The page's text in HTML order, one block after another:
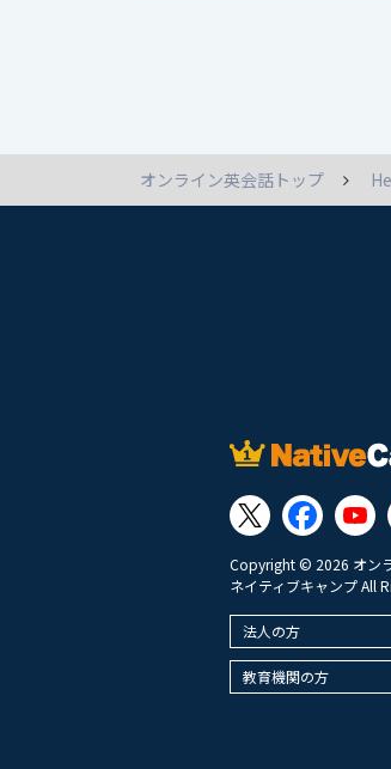
オンライン英会話トップ
Copyright © 2026 オン
ネイティブキャンプ All
法人の方
教育機関の方